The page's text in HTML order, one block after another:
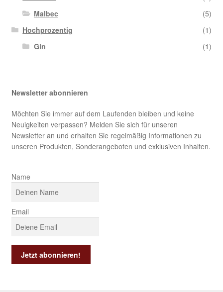
Malbec
(5)
Hochprozentig
(1)
Gin
(1)
Newsletter abonnieren
Möchten Sie immer auf dem Laufenden bleiben und keine
Neuigkeiten verpassen? Melden Sie sich für unseren
Newsletter an und erhalten Sie regelmäßig Informationen zu
unseren Produkten, Sonderangeboten und exklusiven Inhalten.
Name
Email